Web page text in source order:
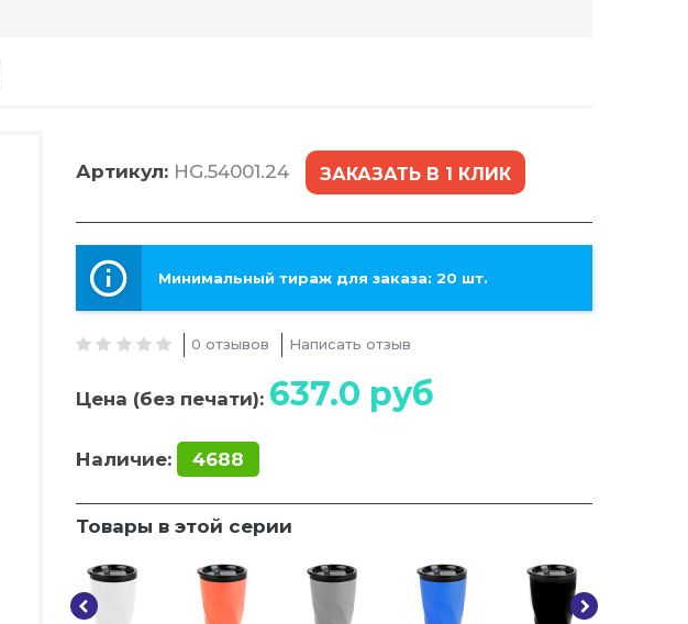
Артикул: HG.54001.24 ЗАКАЗАТЬ В 1 КЛИК
Минимальный тираж для заказа: 20 шт.
0 отзывов Написать отзыв
Цена (без печати): 637.0 руб
Наличие: 4688
Товары в этой серии